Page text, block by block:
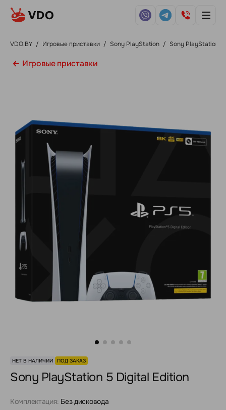
VDO.BY / Игровые приставки / Sony PlayStation / Sony PlayStation 5
Игровые приставки
НЕТ В НАЛИЧИИ ПОД ЗАКАЗ
Sony PlayStation 5 Digital Edition
Комплектация: Без дисковода